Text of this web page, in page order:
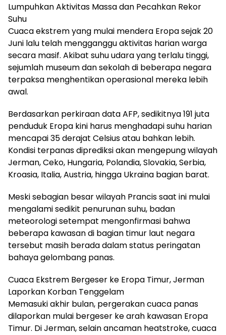
Lumpuhkan Aktivitas Massa dan Pecahkan Rekor
Suhu
Cuaca ekstrem yang mulai mendera Eropa sejak 20
Juni lalu telah mengganggu aktivitas harian warga
secara masif. Akibat suhu udara yang terlalu tinggi,
sejumlah museum dan sekolah di beberapa negara
terpaksa menghentikan operasional mereka lebih
awal.
Berdasarkan perkiraan data AFP, sedikitnya 191 juta
penduduk Eropa kini harus menghadapi suhu harian
mencapai 35 derajat Celsius atau bahkan lebih.
Kondisi terpanas diprediksi akan mengepung wilayah
Jerman, Ceko, Hungaria, Polandia, Slovakia, Serbia,
Kroasia, Italia, Austria, hingga Ukraina bagian barat.
Meski sebagian besar wilayah Prancis saat ini mulai
mengalami sedikit penurunan suhu, badan
meteorologi setempat mengonfirmasi bahwa
beberapa kawasan di bagian timur laut negara
tersebut masih berada dalam status peringatan
bahaya gelombang panas.
Cuaca Ekstrem Bergeser ke Eropa Timur, Jerman
Laporkan Korban Tenggelam
Memasuki akhir bulan, pergerakan cuaca panas
dilaporkan mulai bergeser ke arah kawasan Eropa
Timur. Di Jerman, selain ancaman heatstroke, cuaca